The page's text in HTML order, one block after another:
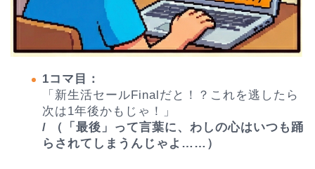
1コマ目：
「新生活セールFinalだと！？これを逃したら
次は1年後かもじゃ！」
/ （「最後」って言葉に、わしの心はいつも踊
らされてしまうんじゃよ……）